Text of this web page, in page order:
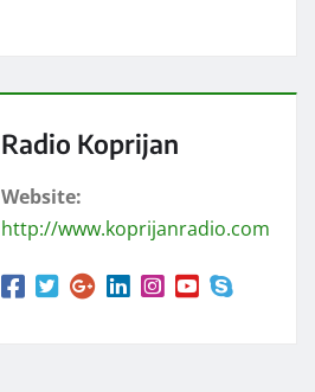
Radio Koprijan
Website:
http://www.koprijanradio.com